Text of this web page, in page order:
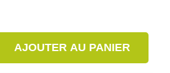
AJOUTER AU PANIER